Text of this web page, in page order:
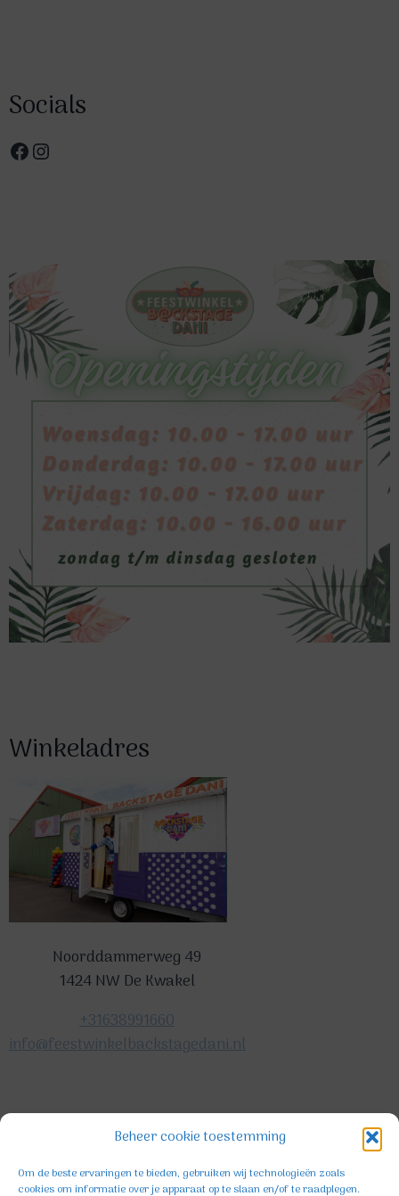
Beheer cookie toestemming
Om de beste ervaringen te bieden, gebruiken wij technologieën zoals
cookies om informatie over je apparaat op te slaan en/of te raadplegen.
Socials
Facebook
Instagram
Winkeladres
Noorddammerweg 49
1424 NW De Kwakel
+31638991660
info@feestwinkelbackstagedani.nl
©2025 TeDa-design